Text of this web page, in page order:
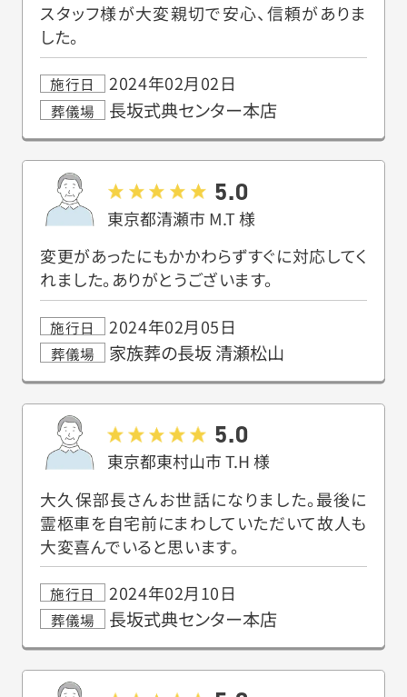
施行日 2024年02月02日
スタッフ様が大変親切で安心、信頼がありま
した。
葬儀場 長坂式典センター本店
東京都清瀬市 M.T様
5.0
施行日 2024年02月05日
変更があったにもかかわらずすぐに対応してく
れました。ありがとうございます。
葬儀場 家族葬の長坂 清瀬松山
東京都東村山市T.H様
5.0
施行日 2024年02月10日
大久保部長さんお世話になりました。最後に
霊柩車を自宅前にまわしていただいて故人も
大変喜んでいると思います。
葬儀場 長坂式典センター本店